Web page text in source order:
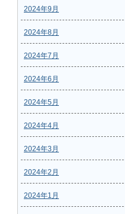
2024年9月
2024年8月
2024年7月
2024年6月
2024年5月
2024年4月
2024年3月
2024年2月
2024年1月